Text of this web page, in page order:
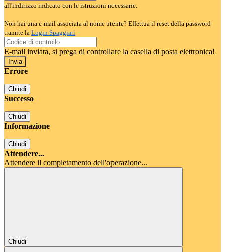
all'indirizzo indicato con le istruzioni necessarie.
Non hai una e-mail associata al nome utente? Effettua il reset della password
tramite la Login Spaggiari
E-mail inviata, si prega di controllare la casella di posta elettronica!
Errore
Chiudi
Successo
Chiudi
Informazione
Chiudi
Attendere...
Attendere il completamento dell'operazione...
Chiudi